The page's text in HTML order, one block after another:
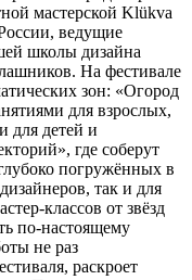
мастерской Klükva
ведущие
школы дизайна
На фестивале
зон: «Огород
для взрослых,
для детей и
где соберут
погружённых в
так и для
классов от звёзд
по-настоящему
не раз
раскроет